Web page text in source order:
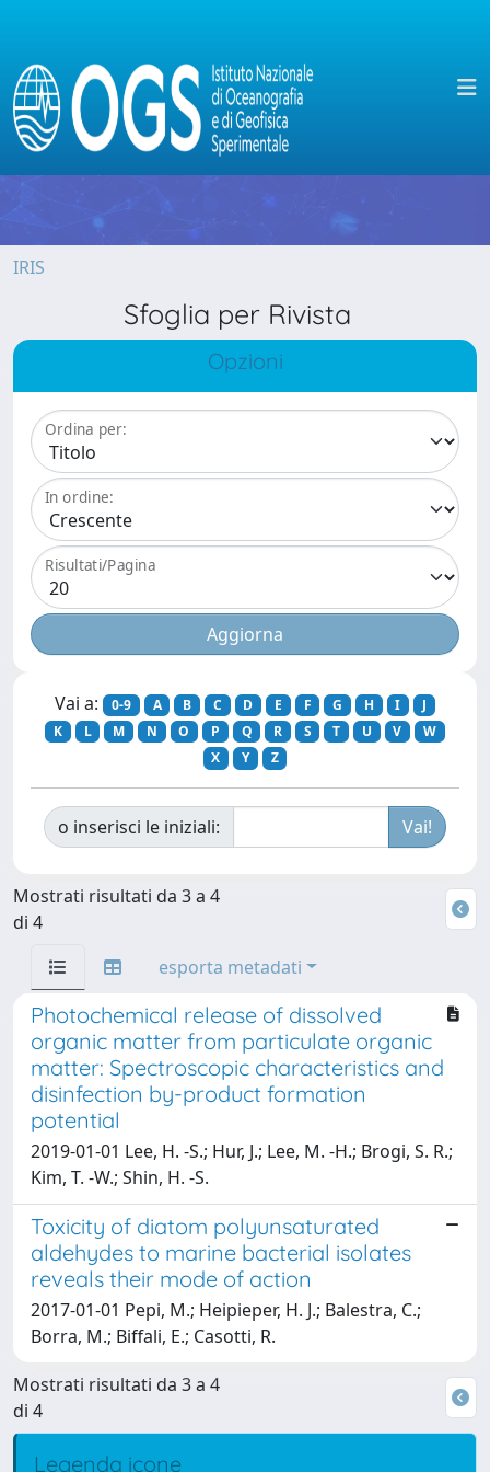
IRIS
Sfoglia per Rivista
Opzioni
Ordina per:
In ordine:
Risultati/Pagina
Vai a: 0-9 A B C D E F G H I
J
K
L M N O P Q R S T U V
W
X
Y Z
o inserisci le iniziali:
Mostrati risultati da 3 a 4
di 4
esporta metadati
Photochemical release of dissolved
organic matter from particulate organic
matter: Spectroscopic characteristics and
disinfection by-product formation
potential
2019-01-01 Lee, H. -S.; Hur, J.; Lee, M. -H.; Brogi, S. R.;
Kim, T. -W.; Shin, H. -S.
Toxicity of diatom polyunsaturated
aldehydes to marine bacterial isolates
reveals their mode of action
2017-01-01 Pepi, M.; Heipieper, H. J.; Balestra, C.;
Borra, M.; Biffali, E.; Casotti, R.
Mostrati risultati da 3 a 4
di 4
Legenda icone